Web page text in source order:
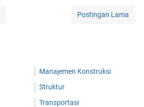
Postingan Lama
Manajemen Konstruksi
Struktur
Transportasi